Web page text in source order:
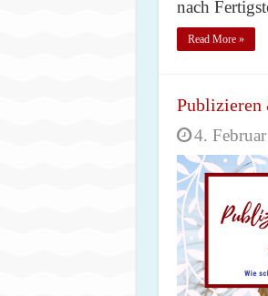
nach
Read More »
Publizieren
4.